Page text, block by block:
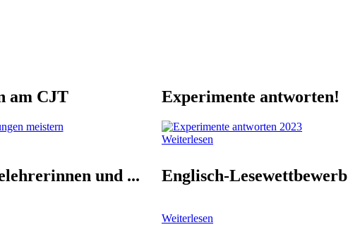
am CJT Experimente antworten!
Weiterlesen
und ... Englisch-Lesewettbewerb
Weiterlesen